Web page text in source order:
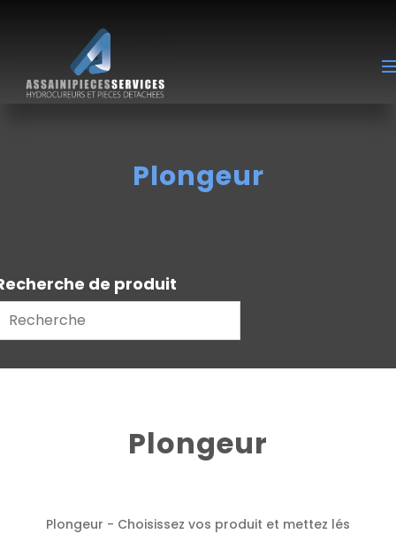
Plongeur
de produit
Plongeur
Plongeur - Choisissez vos produit et mettez lés